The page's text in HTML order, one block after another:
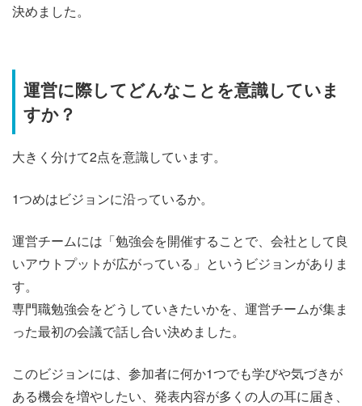
決めました。
運営に際してどんなことを意識していま
すか？
大きく分けて2点を意識しています。
1つめはビジョンに沿っているか。
運営チームには「勉強会を開催することで、会社として良
いアウトプットが広がっている」というビジョンがありま
す。
専門職勉強会をどうしていきたいかを、運営チームが集ま
った最初の会議で話し合い決めました。
このビジョンには、参加者に何か1つでも学びや気づきが
ある機会を増やしたい、発表内容が多くの人の耳に届き、